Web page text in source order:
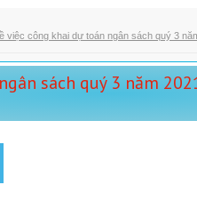
việc công khai dự toán ngân sách quý 3
sách quý 3 năm